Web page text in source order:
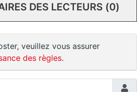
DES LECTEURS (0)
veuillez vous assurer
des règles.